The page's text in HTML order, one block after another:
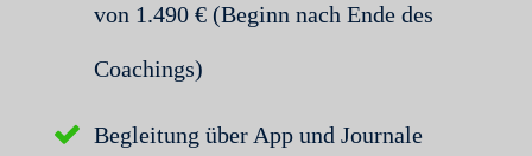
von 1.490 € (Beginn nach Ende des
Coachings)
Begleitung über App und Journale